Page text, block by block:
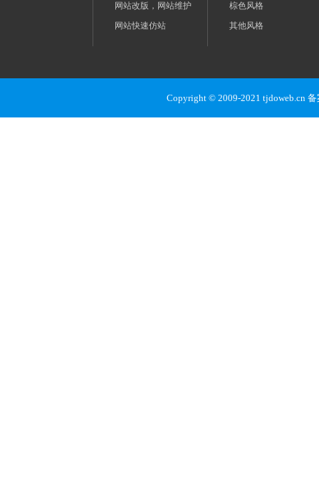
网站改版，网站维护
网站快速仿站
棕色风格
其他风格
Copyright © 2009-2021 tjdoweb.cn